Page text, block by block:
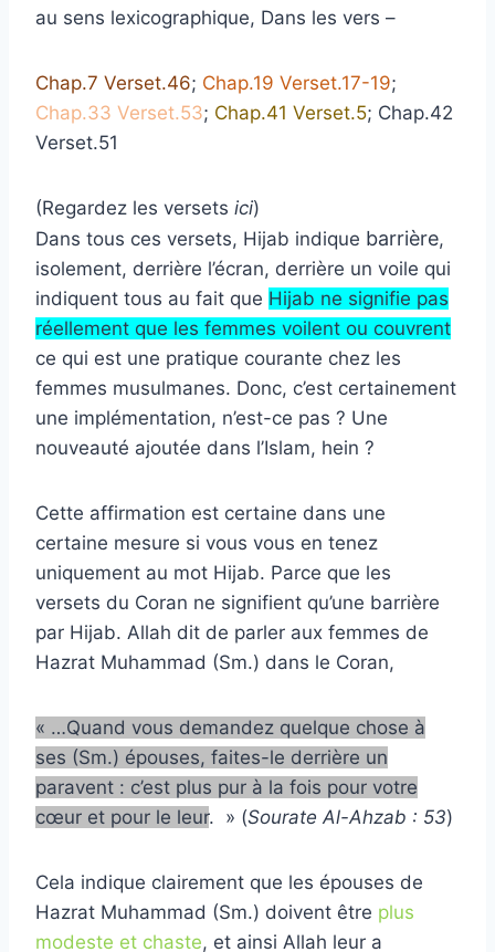
au sens lexicographique, Dans les vers –
Chap.7 Verset.46; Chap.19 Verset.17-19;
Chap.33 Verset.53; Chap.41 Verset.5; Chap.42
Verset.51
(Regardez les versets ici)
Dans tous ces versets, Hijab indique barrière,
isolement, derrière l’écran, derrière un voile qui
indiquent tous au fait que Hijab ne signifie pas
réellement que les femmes voilent ou couvrent
ce qui est une pratique courante chez les
femmes musulmanes. Donc, c’est certainement
une implémentation, n’est-ce pas ? Une
nouveauté ajoutée dans l’Islam, hein ?
Cette affirmation est certaine dans une
certaine mesure si vous vous en tenez
uniquement au mot Hijab. Parce que les
versets du Coran ne signifient qu’une barrière
par Hijab. Allah dit de parler aux femmes de
Hazrat Muhammad (Sm.) dans le Coran,
« …Quand vous demandez quelque chose à
ses (Sm.) épouses, faites-le derrière un
paravent : c’est plus pur à la fois pour votre
cœur et pour le leur. » (Sourate Al-Ahzab : 53)
Cela indique clairement que les épouses de
Hazrat Muhammad (Sm.) doivent être plus
modeste et chaste, et ainsi Allah leur a